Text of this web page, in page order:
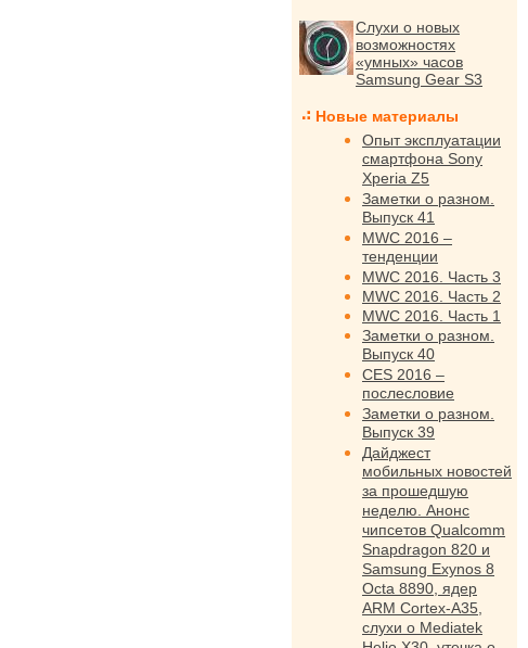
Слухи о новых
возможностях
«умных» часов
Samsung Gear S3
Новые материалы
Опыт эксплуатации
смартфона Sony
Xperia Z5
Заметки о разном.
Выпуск 41
MWC 2016 –
тенденции
MWC 2016. Часть 3
MWC 2016. Часть 2
MWC 2016. Часть 1
Заметки о разном.
Выпуск 40
CES 2016 –
послесловие
Заметки о разном.
Выпуск 39
Дайджест
мобильных новостей
за прошедшую
неделю. Анонс
чипсетов Qualcomm
Snapdragon 820 и
Samsung Exynos 8
Octa 8890, ядер
ARM Cortex-A35,
слухи о Mediatek